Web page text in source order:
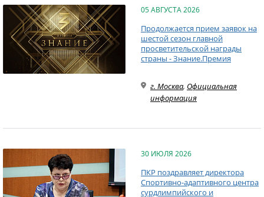
05 АВГУСТА 2026
Продолжается прием заявок на
шестой сезон главной
просветительской награды
страны - Знание.Премия
г. Москва, Официальная
информация
30 ИЮЛЯ 2026
ПКР поздравляет директора
Спортивно-адаптивного центра
сурдлимпийского и